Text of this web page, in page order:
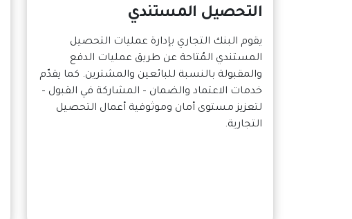
التحصيل المستندي
يقوم البنك التجاري بإدارة عمليات التحصيل
المستندي المُتاحة عن طريق عمليات الدفع
والمقبولة بالنسبة للبائعين والمشترين. كما يقدّم
خدمات الاعتماد والضمان – المشاركة في القبول –
لتعزيز مستوى أمان وموثوقية أعمال التحصيل
التجارية.